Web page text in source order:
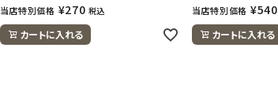
当店特別価格 ¥270 税込
カートに入れる
当店特別価格 ¥540
カートに入れる